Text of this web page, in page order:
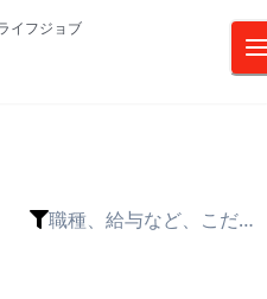
イフジョブ
職種、給与など、こだわ